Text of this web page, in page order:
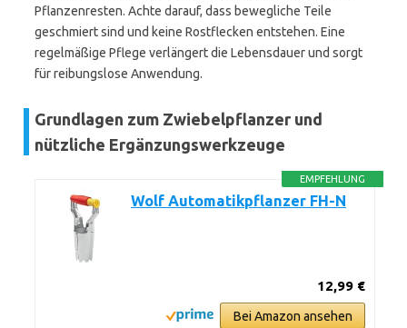
Pflanzenresten. Achte darauf, dass bewegliche Teile
geschmiert sind und keine Rostflecken entstehen. Eine
regelmäßige Pflege verlängert die Lebensdauer und sorgt
für reibungslose Anwendung.
Grundlagen zum Zwiebelpflanzer und
nützliche Ergänzungswerkzeuge
EMPFEHLUNG
Wolf Automatikpflanzer FH-N
12,99 €
Bei Amazon ansehen